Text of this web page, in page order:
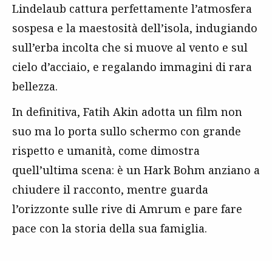
Lindelaub cattura perfettamente l’atmosfera
sospesa e la maestosità dell’isola, indugiando
sull’erba incolta che si muove al vento e sul
cielo d’acciaio, e regalando immagini di rara
bellezza.
In definitiva, Fatih Akin adotta un film non
suo ma lo porta sullo schermo con grande
rispetto e umanità, come dimostra
quell’ultima scena: è un Hark Bohm anziano a
chiudere il racconto, mentre guarda
l’orizzonte sulle rive di Amrum e pare fare
pace con la storia della sua famiglia.